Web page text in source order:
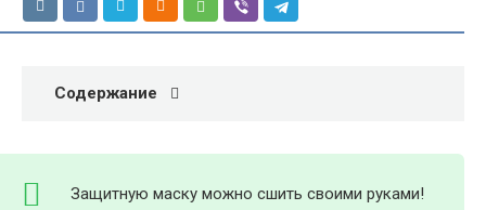
Содержание
Защитную маску можно сшить своими руками!